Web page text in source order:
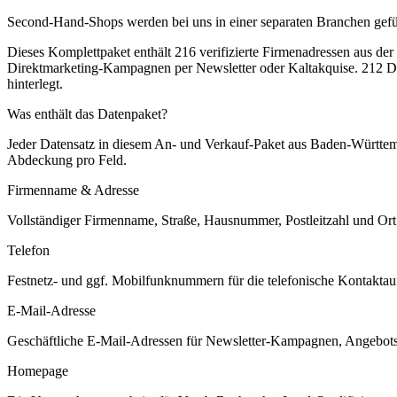
Second-Hand-Shops werden bei uns in einer separaten Branchen
Dieses Komplettpaket enthält 216 verifizierte Firmenadressen aus
Direktmarketing-Kampagnen per Newsletter oder Kaltakquise. 212
hinterlegt.
Was enthält das Datenpaket?
Jeder Datensatz in diesem An- und Verkauf-Paket aus Baden-
Abdeckung pro Feld.
Firmenname & Adresse
Vollständiger Firmenname, Straße, Hausnummer, Postleitzahl und
Telefon
Festnetz- und ggf. Mobilfunknummern für die telefonische
E-Mail-Adresse
Geschäftliche E-Mail-Adressen für Newsletter-Kampagnen,
Homepage